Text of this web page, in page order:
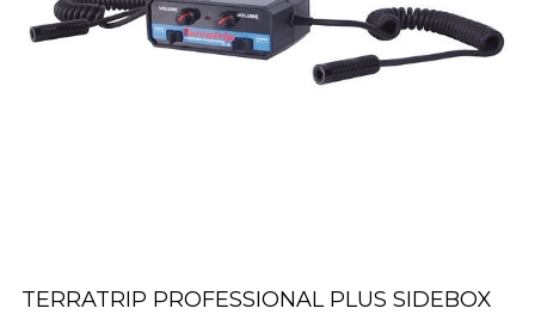
TERRATRIP PROFESSIONAL PLUS SIDEBOX